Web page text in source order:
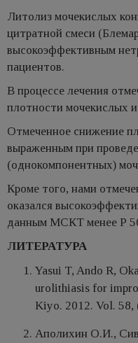
Литолиз мочекислых
цитратной смеси
высокоэффективным
пациентов.
В процессе лечения
плотности мочекислых
Отмеченное снижение
выраженным при
(однокомпонентных)
Кроме того, нами
оказался
данным МСКТ менее Р
ЛИТЕРАТУРА
Yasui T, Ando R,
urolithiasis for
Kiyo. 2012. Vol. 58,
Аполихин О.И.,